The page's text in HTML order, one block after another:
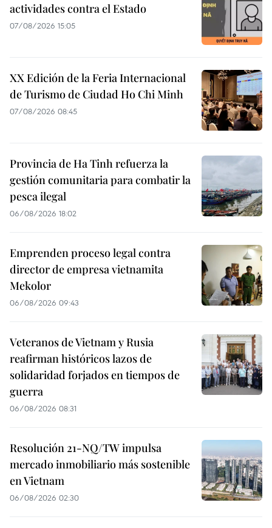
actividades contra el Estado
07/08/2026 15:05
XX Edición de la Feria Internacional
de Turismo de Ciudad Ho Chi Minh
07/08/2026 08:45
Provincia de Ha Tinh refuerza la
gestión comunitaria para combatir la
pesca ilegal
06/08/2026 18:02
Emprenden proceso legal contra
director de empresa vietnamita
Mekolor
06/08/2026 09:43
Veteranos de Vietnam y Rusia
reafirman históricos lazos de
solidaridad forjados en tiempos de
guerra
06/08/2026 08:31
Resolución 21-NQ/TW impulsa
mercado inmobiliario más sostenible
en Vietnam
06/08/2026 02:30